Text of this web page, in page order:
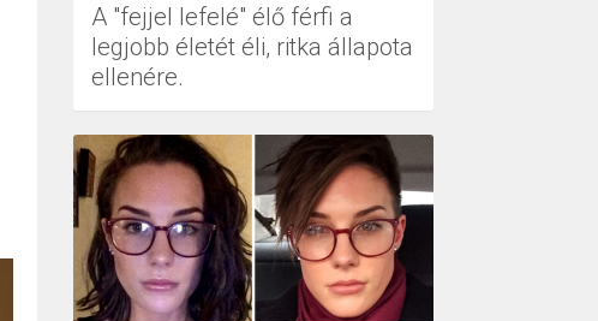
A "fejjel lefelé" élő férfi a
legjobb életét éli, ritka állapota
ellenére.